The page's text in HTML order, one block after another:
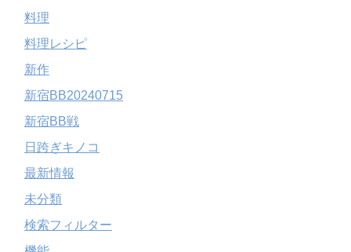
料理
料理レシピ
新作
新宿BB20240715
新宿BB戦
日跨ぎキノコ
最新情報
未分類
検索フィルター